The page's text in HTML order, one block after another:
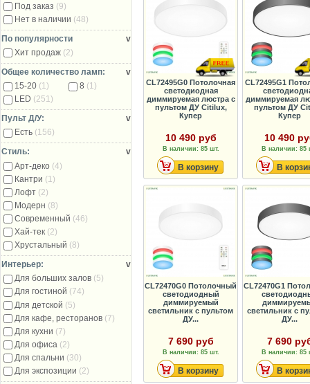
Под заказ (9)
Нет в наличии (48)
По популярности
v
Хит продаж (2)
Общее количество ламп:
v
15-20 (1) 8 (1)
LED (251)
Пульт Д/У:
v
Есть (156)
Стиль:
v
Арт-деко (4)
Кантри (1)
Лофт (2)
Модерн (8)
Современный (46)
Хай-тек (2)
Хрустальный (8)
Интерьер:
v
Для больших залов (5)
Для гостиной (74)
Для детской (5)
Для кафе, ресторанов (7)
Для кухни (7)
Для офиса (2)
Для спальни (30)
Для экспозиции (2)
CL72495G0 Потолочная
светодиодная
диммируемая люстра с
пультом ДУ Citilux,
Купер
10 490 руб
В наличии: 85 шт.
В корзину
CL72495G1
диммируемая
пультом ДУ
Купер
10 490
В наличии: 85
В
CL72470G0 Потолочный
светодиодный
диммируемый
светильник с пультом
ДУ...
7 690 руб
В наличии: 85 шт.
В корзину
CL72470G1
светильник с
ДУ...
7 690
В наличии: 85
В